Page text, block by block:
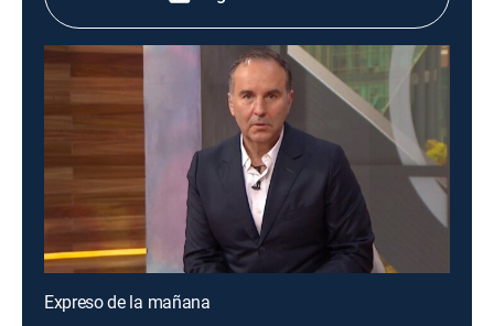
Expreso de la mañana